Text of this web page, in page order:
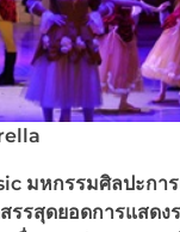
มหกรรมศิลปะการ
สุดยอดการแสดง